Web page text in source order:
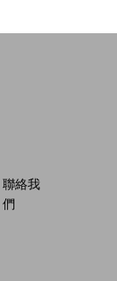
聯絡我
們